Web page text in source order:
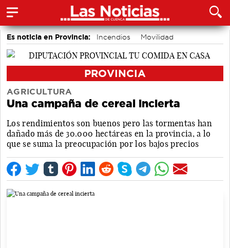
Es noticia en Provincia: Incendios Movilidad
PROVINCIA
AGRICULTURA
Una campaña de cereal incierta
Los rendimientos son buenos pero las tormentas han
dañado más de 30.000 hectáreas en la provincia, a lo
que se suma la preocupación por los bajos precios